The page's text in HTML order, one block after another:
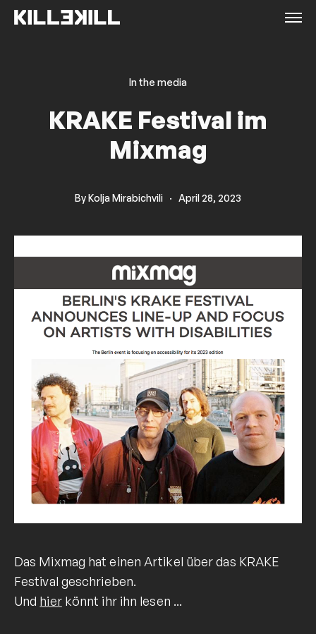
In the media
KRAKE Festival im
Mixmag
ByKolja Mirabichvili · April 28, 2023
Das Mixmag hat einen Artikel über das KRAKE
Festival geschrieben.
Und hierkönnt ihr ihn lesen ...